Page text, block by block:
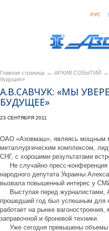
РУС
Главная страница → АРХИВ СОБЫТИЙ →
будущее»
А.В.САВЧУК: «МЫ
БУДУЩЕЕ»
23 СЕНТЯБРЯ 2011
ОАО «Азовмаш», являясь мощным
металлургическим комплексом,
СНГ, с хорошими результатами
Не случайно пресс-
народного депутата Украины
вызвала повышенный интерес у
Выступая перед журналистами,
прошедший год был успешным для
работает на рынке
заправочной и броневой техники.
Уже сегодня превышены объемы